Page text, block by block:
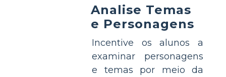
Analise Temas
e Personagens
Incentive os alunos a
examinar personagens
e temas por meio da